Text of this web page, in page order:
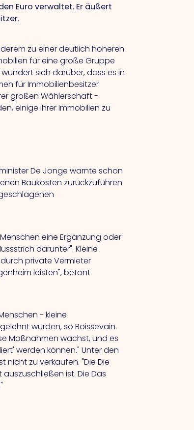
Euro verwaltet. Er äußert
zu einer deutlich höheren
für eine große Gruppe
sich darüber, dass es in
für Immobilienbesitzer
großen Wählerschaft -
einige ihrer Immobilien zu
De Jonge warnte schon
Baukosten zurückzuführen
eine Ergänzung oder
darunter". Kleine
private Vermieter
leisten", betont
- kleine
wurden, so Boissevain.
Maßnahmen wächst, und es
werden können." Unter den
nicht zu verkaufen."DieDie
auszuschließen ist.DieDas